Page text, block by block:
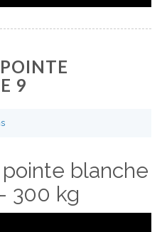
9
blanche
- 300 kg